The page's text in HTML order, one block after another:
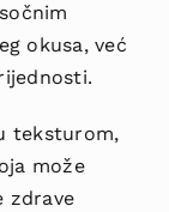
okusa, već
teksturom,
može
zdrave